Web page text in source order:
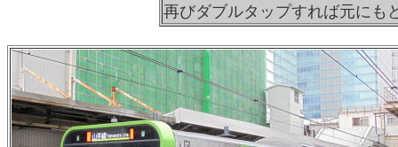
再びダブルタップすれば元にも